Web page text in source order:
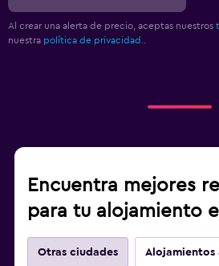
Al crear una alerta de precio, aceptas nuestros
nuestra política de privacidad.
Encuentra mejores
para tu alojamiento
Otras ciudades Alojamientos